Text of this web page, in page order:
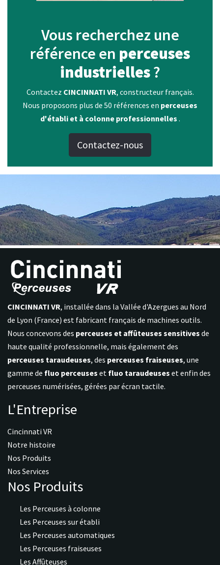
Vous recherchez une
référence en perceuses
industrielles?
Contactez CINCINNATI VR, constructeur français.
Nous proposons plus de 50 références en perceuses
d'établi et à colonne professionnelles .
Contactez-nous
CINCINNATI VR, installée dans la Vallée d'Azergues au Nord
de Lyon (France) est fabricant français de machines outils.
Nous concevons des perceuses et affûteuses sensitives de
haute qualité professionnelle, mais également des
perceuses taraudeuses, des perceuses fraiseuses, une
gamme de fluo perceuses et fluo taraudeuses et enfin des
perceuses numérisées, gérées par écran tactile.
L'Entreprise
Cincinnati VR
Notre histoire
Nos Produits
Nos Services
Nos Produits
Les Perceuses à colonne
Les Perceuses sur établi
Les Perceuses automatiques
Les Perceuses fraiseuses
Les Affûteuses